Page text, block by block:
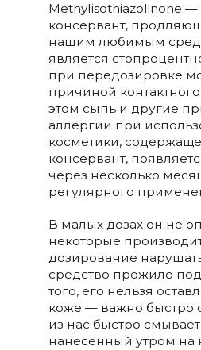
Methylisothiazolinone
консервант,
нашим любимым
является
при передозировке
причиной
этом сыпь и другие
аллергии при
косметики,
консервант,
через несколько
регулярного
В малых дозах он не
некоторые
дозирование
средство прожило
того, его нельзя
коже — важно быстро
из нас быстро
нанесенный утром на